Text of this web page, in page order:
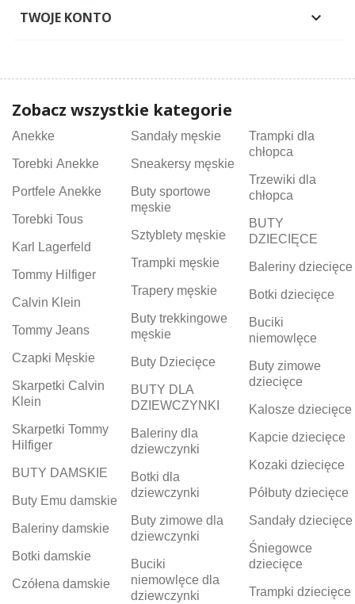
TWOJE KONTO 
Zobacz wszystkie kategorie
Anekke
Torebki Anekke
Portfele Anekke
Torebki Tous
Karl Lagerfeld
Tommy Hilfiger
Calvin Klein
Tommy Jeans
Czapki Męskie
Skarpetki Calvin
Klein
Skarpetki Tommy
Hilfiger
BUTY DAMSKIE
Buty Emu damskie
Baleriny damskie
Botki damskie
Czółena damskie
Sandały męskie
Sneakersy męskie
Buty sportowe
męskie
Sztyblety męskie
Trampki męskie
Trapery męskie
Buty trekkingowe
męskie
Buty Dziecięce
BUTY DLA
DZIEWCZYNKI
Baleriny dla
dziewczynki
Botki dla
dziewczynki
Buty zimowe dla
dziewczynki
Buciki
niemowlęce dla
dziewczynki
Trampki dla
chłopca
Trzewiki dla
chłopca
BUTY
DZIECIĘCE
Baleriny dziecięce
Botki dziecięce
Buciki
niemowlęce
Buty zimowe
dziecięce
Kalosze dziecięce
Kapcie dziecięce
Kozaki dziecięce
Półbuty dziecięce
Sandały dziecięce
Śniegowce
dziecięce
Trampki dziecięce